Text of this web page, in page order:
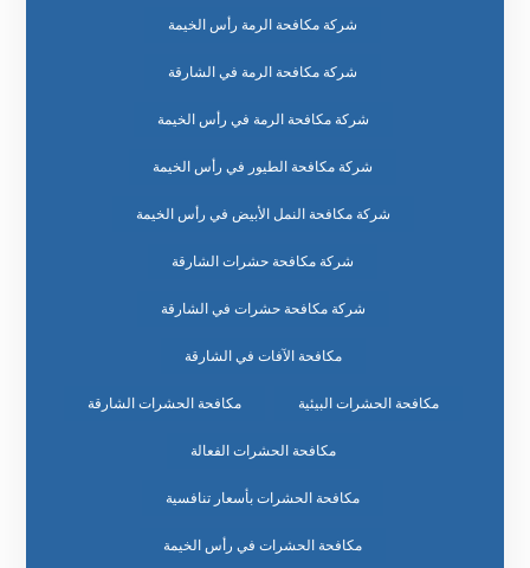
شركة مكافحة الرمة رأس الخيمة
شركة مكافحة الرمة في الشارقة
شركة مكافحة الرمة في رأس الخيمة
شركة مكافحة الطيور في رأس الخيمة
شركة مكافحة النمل الأبيض في رأس الخيمة
شركة مكافحة حشرات الشارقة
شركة مكافحة حشرات في الشارقة
مكافحة الآفات في الشارقة
مكافحة الحشرات البيئية مكافحة الحشرات الشارقة
مكافحة الحشرات الفعالة
مكافحة الحشرات بأسعار تنافسية
مكافحة الحشرات في رأس الخيمة